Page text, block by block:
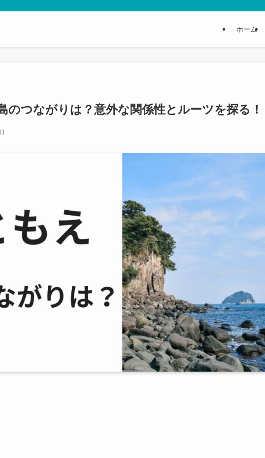
ホーム
のつながりは？意外な関係性とルーツを探る！